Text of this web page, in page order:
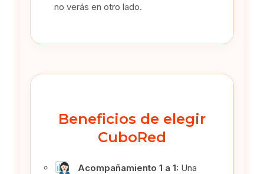
no verás en otro lado.
Beneficios de elegir
CuboRed
Acompañamiento 1 a 1: Una